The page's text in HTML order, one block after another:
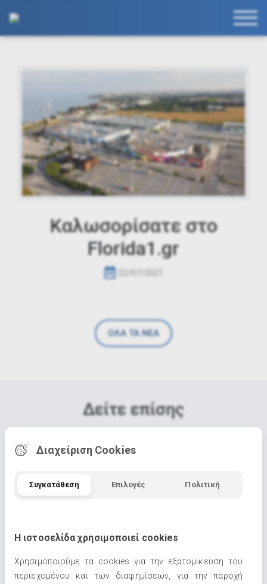
Καλωσορίσατε στο
Florida1.gr
ΟΛΑ ΤΑ ΝΕΑ
Δείτε επίσης
Διαχείριση Cookies
Συγκατάθεση Επιλογές Πολιτική
Η ιστοσελίδα χρησιμοποιεί cookies
Χρησιμοποιούμε τα cookies για την εξατομίκευση του
περιεχομένου και των διαφημίσεων, για την παροχή